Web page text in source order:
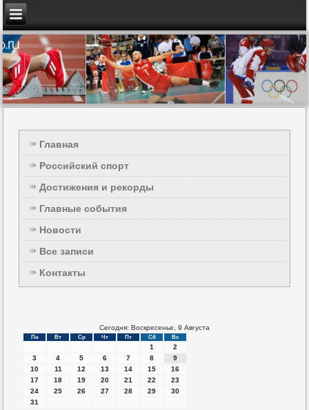
Главная
Российский спорт
Достижения и рекорды
Главные события
Новости
Все записи
Контакты
Сегодня: Воскресенье, 9 Августа
Пн Вт Ср Чт Пт Сб Вс
1
2
3
4 5 6 7 8
9
10
11 12 13 14 15
16
17
18 19 20 21 22
23
24
25 26 27 28 29
30
31